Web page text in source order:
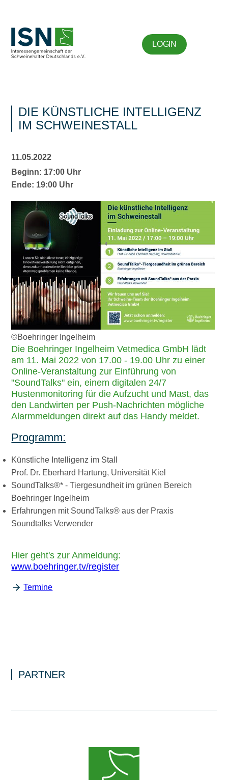
LOGIN
DIE KÜNSTLICHE INTELLIGENZ
IM SCHWEINESTALL
11.05.2022
Beginn: 17:00 Uhr
Ende: 19:00 Uhr
©Boehringer Ingelheim
Die Boehringer Ingelheim Vetmedica GmbH lädt
am 11. Mai 2022 von 17.00 - 19.00 Uhr zu einer
Online-Veranstaltung zur Einführung von
SoundTalks ein, einem digitalen 24/7
Hustenmonitoring für die Aufzucht und Mast, das
den Landwirten per Push-Nachrichten mögliche
Alarmmeldungen direkt auf das Handy meldet.
Programm:
Künstliche Intelligenz im Stall
Prof. Dr. Eberhard Hartung, Universität Kiel
SoundTalks®* - Tiergesundheit im grünen Bereich
Boehringer Ingelheim
Erfahrungen mit SoundTalks® aus der Praxis
Soundtalks Verwender
Hier geht's zur Anmeldung:
www.boehringer.tv/register
Termine
PARTNER